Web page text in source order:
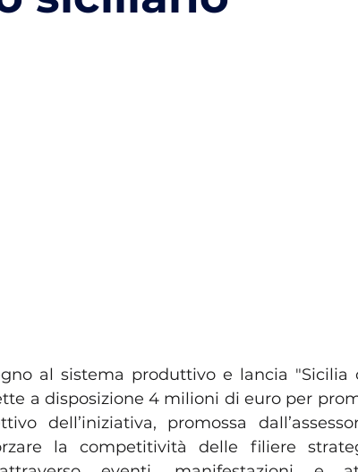
al sistema produttivo e lancia "Sicilia
a disposizione 4 milioni di euro per
dell’iniziativa, promossa
la competitività delle filiere